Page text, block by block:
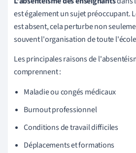
est également un sujet préoccupant.
est absent, cela perturbe non
souvent l'organisation de toute
Les principales raisons de
comprennent :
Maladie ou congés médicaux
Burnout professionnel
Conditions de travail difficiles
Déplacements et formations